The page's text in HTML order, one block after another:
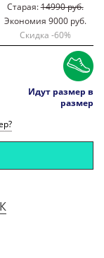
Старая:14990 руб.
Экономия 9000 руб.
Скидка -60%
Идут размер в
размер